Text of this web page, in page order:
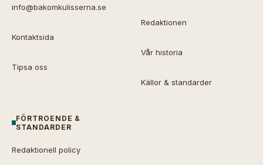
info@bakomkulisserna.se
Kontaktsida
Tipsa oss
Redaktionen
Vår historia
Källor & standarder
FÖRTROENDE &
STANDARDER
Redaktionell policy